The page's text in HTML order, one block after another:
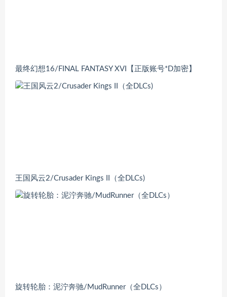
最终幻想16/FINAL FANTASY XVI【正版账号*D加密】
王国风云2/Crusader Kings II（全DLCs)
旋转轮胎：泥泞奔驰/MudRunner（全DLCs）